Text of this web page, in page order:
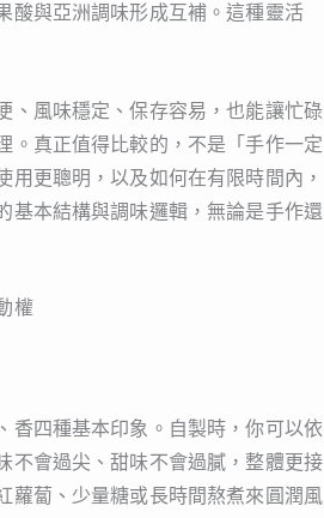
酸與亞洲調味形成互補。這種靈活
、風味穩定、保存容易，也能讓忙碌
。真正值得比較的，不是「手作一定
更聰明，以及如何在有限時間內，
基本結構與調味邏輯，無論是手作還
權
香四種基本印象。自製時，你可以依
不會過尖、甜味不會過膩，整體更接
蘿蔔、少量糖或長時間熬煮來圓潤風